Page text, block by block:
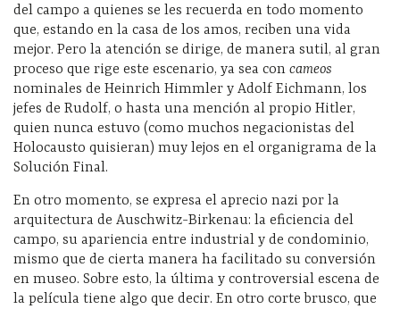
del campo a quienes se les recuerda en todo momento
que, estando en la casa de los amos, reciben una vida
mejor. Pero la atención se dirige, de manera sutil, al gran
proceso que rige este escenario, ya sea con cameos
nominales de Heinrich Himmler y Adolf Eichmann, los
jefes de Rudolf, o hasta una mención al propio Hitler,
quien nunca estuvo (como muchos negacionistas del
Holocausto quisieran) muy lejos en el organigrama de la
Solución Final.
En otro momento, se expresa el aprecio nazi por la
arquitectura de Auschwitz-Birkenau: la eficiencia del
campo, su apariencia entre industrial y de condominio,
mismo que de cierta manera ha facilitado su conversión
en museo. Sobre esto, la última y controversial escena de
la película tiene algo que decir. En otro corte brusco, que